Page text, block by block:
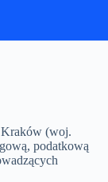
(woj.
podatkową